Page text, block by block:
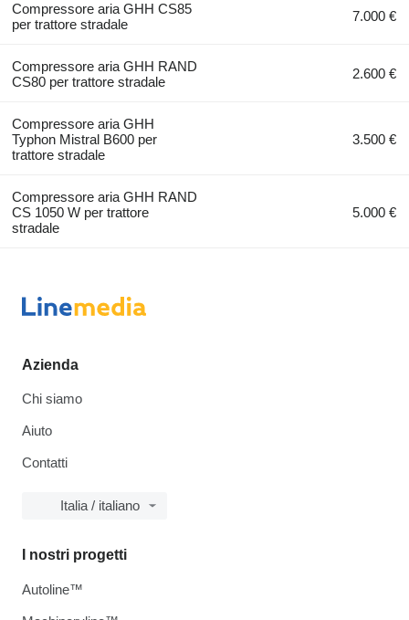
Compressore aria GHH CS85
per trattore stradale
7.000 €
Compressore aria GHH RAND
CS80 per trattore stradale
2.600 €
Compressore aria GHH
Typhon Mistral B600 per
trattore stradale
3.500 €
Compressore aria GHH RAND
CS 1050 W per trattore
stradale
5.000 €
Azienda
Chi siamo
Aiuto
Contatti
Italia / italiano
I nostri progetti
Autoline™